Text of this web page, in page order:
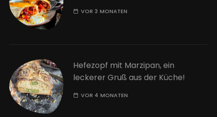
VOR 3 MONATEN
Hefezopf mit Marzipan, ein
leckerer Gruß aus der Küche!
VOR 4 MONATEN